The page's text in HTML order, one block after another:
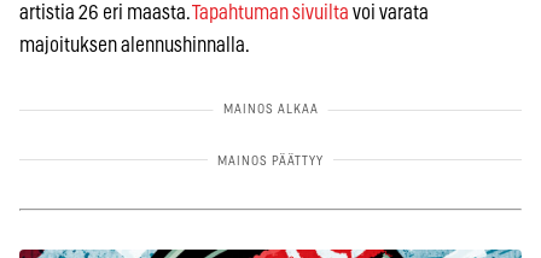
artistia 26 eri maasta.Tapahtuman sivuilta voi varata
majoituksen alennushinnalla.